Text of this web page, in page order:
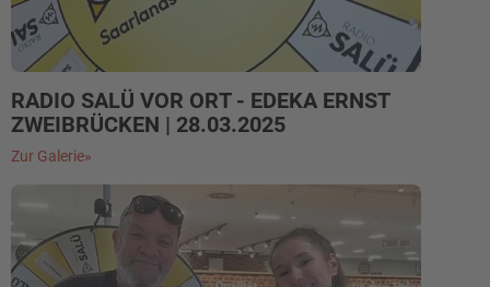
RADIO SALÜ VOR ORT - EDEKA ERNST
ZWEIBRÜCKEN | 28.03.2025
Zur Galerie»